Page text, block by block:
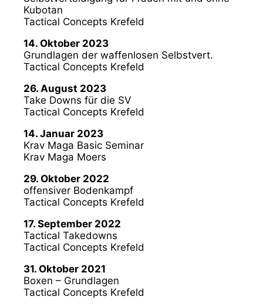
Kubotan
Tactical Concepts Krefeld
14. Oktober 2023
Grundlagen der waffenlosen Selbstvert.
Tactical Concepts Krefeld
26. August 2023
Take Downs für die SV
Tactical Concepts Krefeld
14. Januar 2023
Krav Maga Basic Seminar
Krav Maga Moers
29. Oktober 2022
offensiver Bodenkampf
Tactical Concepts Krefeld
17. September 2022
Tactical Takedowns
Tactical Concepts Krefeld
31. Oktober 2021
Boxen – Grundlagen
Tactical Concepts Krefeld